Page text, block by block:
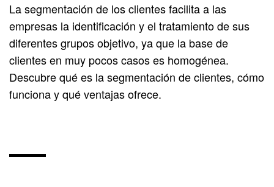
La segmentación de los clientes facilita a las
empresas la identificación y el tratamiento de sus
diferentes grupos objetivo, ya que la base de
clientes en muy pocos casos es homogénea.
Descubre qué es la segmentación de clientes, cómo
funciona y qué ventajas ofrece.